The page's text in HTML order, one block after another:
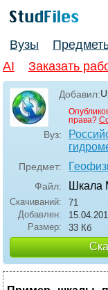
Вузы
AI
Заказать
Добавил:
права?
Вуз:
Предмет:
Файл: Шкала
Скачиваний:
71
Добавлен:
Размер:
33 Кб